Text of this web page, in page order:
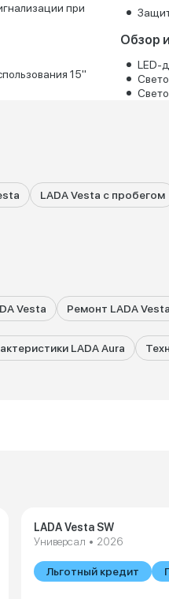
при
15''
Обзор
LED-
LADA Vesta с пробегом
Vesta Ремонт LADA Vesta
LADA Aura
В наличии
LADA Vesta SW
Универсал • 2026
Льготный кредит